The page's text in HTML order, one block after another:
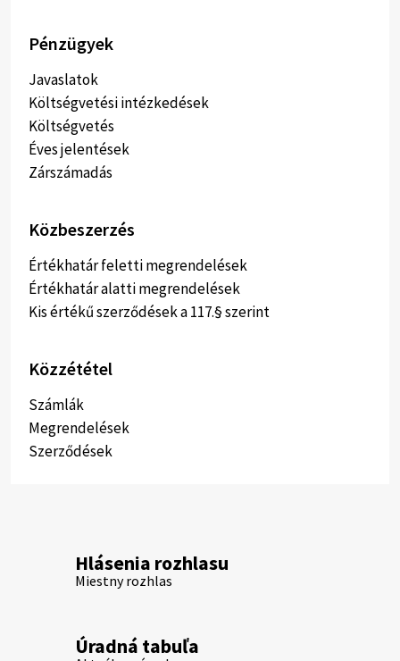
Pénzügyek
Javaslatok
Költségvetési intézkedések
Költségvetés
Éves jelentések
Zárszámadás
Közbeszerzés
Értékhatár feletti megrendelések
Értékhatár alatti megrendelések
Kis értékű szerződések a 117.§ szerint
Közzététel
Számlák
Megrendelések
Szerződések
Hlásenia rozhlasu
Miestny rozhlas
Úradná tabuľa